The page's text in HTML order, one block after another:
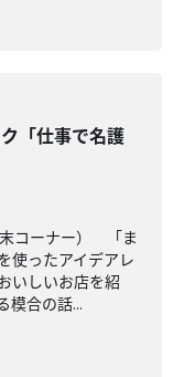
「仕事で名護
コーナー） 「ま
使ったアイデアレ
いしいお店を紹
模合の話...